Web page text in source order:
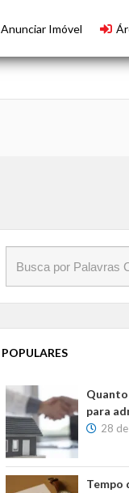
Anunciar Imóvel
POPULARES
para
28
Tempo